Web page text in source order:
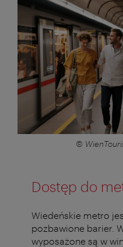
©
Dostęp do
Wiedeńskie metro
pozbawione barier.
wyposażone są w